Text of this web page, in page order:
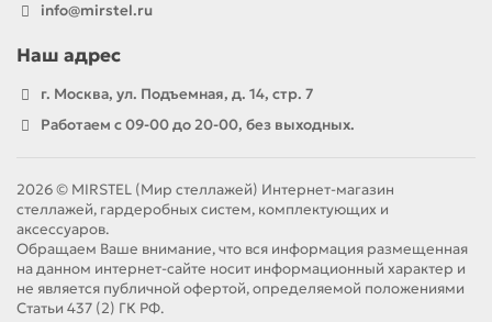
info@mirstel.ru
Наш адрес
г. Москва, ул. Подъемная, д. 14, стр. 7
Работаем с 09-00 до 20-00, без выходных.
2026 © MIRSTEL (Мир стеллажей) Интернет-магазин
стеллажей, гардеробных систем, комплектующих и
аксессуаров.
Обращаем Ваше внимание, что вся информация размещенная
на данном интернет-сайте носит информационный характер и
не является публичной офертой, определяемой положениями
Статьи 437 (2) ГК РФ.